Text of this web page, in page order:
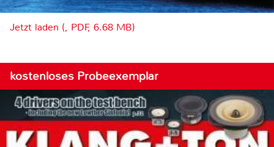
Jetzt laden (, PDF, 6.68 MB)
kostenloses Probeexemplar